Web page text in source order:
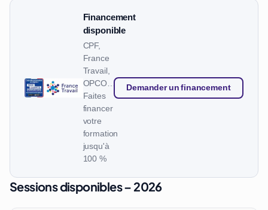
Financement
disponible
CPF,
France
Travail,
OPCO…
Faites
financer
votre
formation
jusqu'à
100 %
Demander un financement
Sessions disponibles – 2026